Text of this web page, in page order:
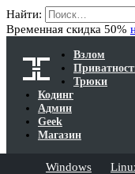
Найти:
Временная скидка 50%
Взлом
Трюки
Кодинг
Админ
Geek
Магазин
Windows